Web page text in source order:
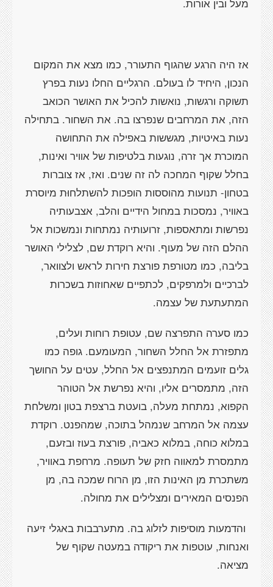
מעל ובין אורות.
אז היה הרגע שהגוף התעורר, כמו מצא את המקום
הנכון, היחיד לו בעולם. הרגליים החלו נעות בפרץ
תשוקה ורגשות, נואשות להכיל את האושר הכואב
הזה, את המרחבים שנפרצו בה. את השחור. בתחילה
נעות באיטיות, מגששות באפילה את התחושה
המוכרת אך זרה, נוגעות בלטיפות של אוויר ואינות,
בחלל שקוף המחכה לה זה שנים. ואז, אז צוברות
בטחון- תנועות מהוססות הופכות להשתלחוּת מיוסרת
באוויר, נמסכות במחול הידיים והלב, אצבעותיה
נפרשות ומתאספות, זרועותיה נמתחות ונמשכות אל
ההלם הזה של מעוף. והיא רוקדת שם, לצלילי האושר
בליבה, כמו מטורפת פורצת חירות לראש ולצוואר,
לברכיים ולמרפקים, לכתפיים שאחוזות בשכרות
המתעתעת של עצמה.
כמו סערה התפרצה שם, עטופת רוחות ועלים,
מתפזרת אל החלל השחור, המעומעם. גופה כמו
גלים זועמים המתנפצים אל החלל, עטים על החושך
הזה, מתמסרים אליו, והיא נפרשת אל הטוהר
הקפוא, נמתחת מעלה, בועטת ברצפת בטון ומשלחת
עצמה אל המרחב שנמהל בתוכה, שמהפנט. רוקדת
במלוא כוחה, במלוא כאביה, פורצת בעוז ובזעם,
מתמסרת למאווה חזק של תעופה. מרחפת באוויר,
משתכרת מן האינות הזו, מן הרוח שמכה בה, מן
הפנסים המאירים ומצלילים את מחולה.
והדמעות מוסיפות לזלוג בה. מתערבבות באגלי זיעה
ואנחות, עוטפות את ריקודה במעטה שקוף של
מציאה.